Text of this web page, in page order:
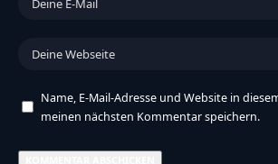
Name, E-Mail-Adresse und Website in
meinen nächsten Kommentar speichern.